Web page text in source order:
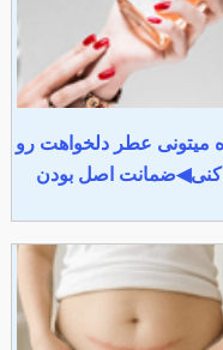
میتونی عطر دلخواهت رو
اصل بودن